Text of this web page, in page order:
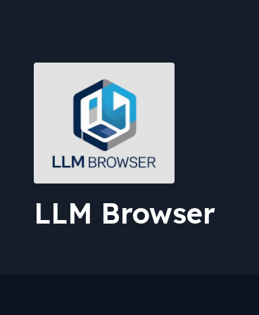
LLM Browser